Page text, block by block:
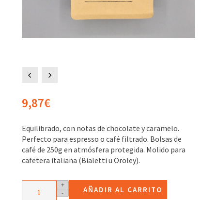
4 5
9,87€
Equilibrado, con notas de chocolate y caramelo.
Perfecto para espresso o café filtrado. Bolsas de
café de 250g en atmósfera protegida. Molido para
cafetera italiana (Bialetti u Oroley).
Costa
+
-
AÑADIR AL CARRITO